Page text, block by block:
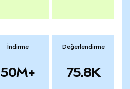
İndirme
50M+
Değerlendirme
75.8K